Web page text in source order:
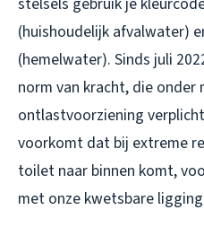
(huishoudelijk afvalwater)
(hemelwater). Sinds juli
norm van kracht, die onder
ontlastvoorziening
voorkomt dat bij extreme
toilet naar binnen komt,
met onze kwetsbare